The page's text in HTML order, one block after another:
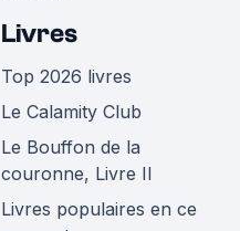
Livres
Top 2026 livres
Le Calamity Club
Le Bouffon de la
couronne, Livre II
Livres populaires en ce